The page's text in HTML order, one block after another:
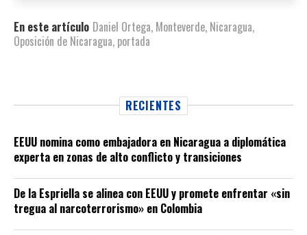
En este artículo Daniel Ortega, Monteverde, Nicaragua,
Oposición de Nicaragua, portada
RECIENTES
EEUU nomina como embajadora en Nicaragua a diplomática
experta en zonas de alto conflicto y transiciones
De la Espriella se alinea con EEUU y promete enfrentar «sin
tregua al narcoterrorismo» en Colombia